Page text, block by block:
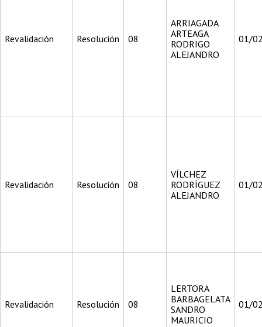
Revalidación Resolución 08
ARRIAGADA
ARTEAGA
RODRIGO
ALEJANDRO
01/
Revalidación Resolución 08
VÍLCHEZ
RODRÍGUEZ
ALEJANDRO
01/
Revalidación Resolución 08
LERTORA
BARBAGELATA
SANDRO
MAURICIO
01/